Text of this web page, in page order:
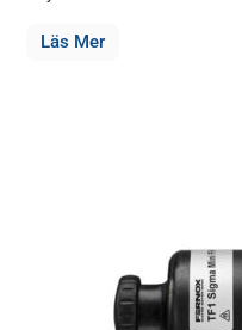
Läs Mer